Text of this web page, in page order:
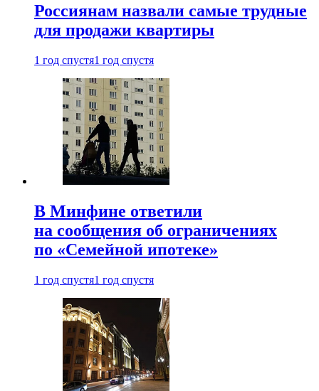
Россиянам назвали самые трудные
для продажи квартиры
1 год спустя1 год спустя
В Минфине ответили
на сообщения об ограничениях
по «Семейной ипотеке»
1 год спустя1 год спустя